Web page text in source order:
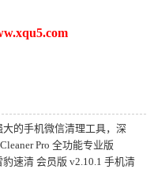
大的手机微信清理工具，深
速
Pro 全功能专业版
手机清理软件
豹速清 会员版 v2.10.1 手机清